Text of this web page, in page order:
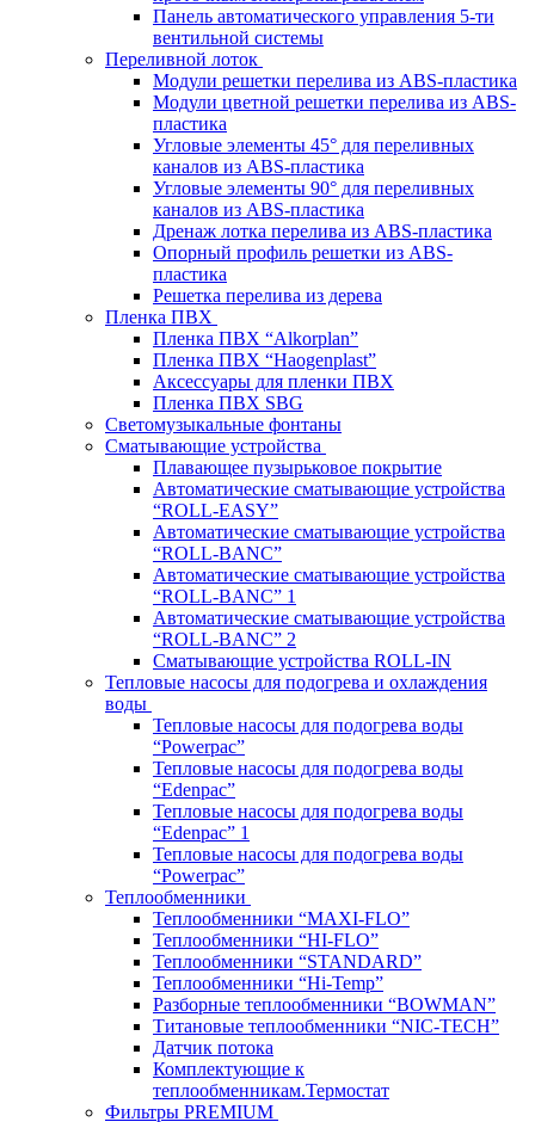
Панель автоматического управления 5-ти
вентильной системы
Переливной лоток
Модули решетки перелива из ABS-пластика
Модули цветной решетки перелива из ABS-
пластика
Угловые элементы 45° для переливных
каналов из ABS-пластика
Угловые элементы 90° для переливных
каналов из ABS-пластика
Дренаж лотка перелива из ABS-пластика
Опорный профиль решетки из ABS-
пластика
Решетка перелива из дерева
Пленка ПВХ
Пленка ПВХ “Alkorplan”
Пленка ПВХ “Haogenplast”
Аксессуары для пленки ПВХ
Пленка ПВХ SBG
Светомузыкальные фонтаны
Сматывающие устройства
Плавающее пузырьковое покрытие
Автоматические сматывающие устройства
“ROLL-EASY”
Автоматические сматывающие устройства
“ROLL-BANC”
Автоматические сматывающие устройства
“ROLL-BANC” 1
Автоматические сматывающие устройства
“ROLL-BANC” 2
Сматывающие устройства ROLL-IN
Тепловые насосы для подогрева и охлаждения
воды
Тепловые насосы для подогрева воды
“Powerpac”
Тепловые насосы для подогрева воды
“Edenpac”
Тепловые насосы для подогрева воды
“Edenpac” 1
Тепловые насосы для подогрева воды
“Powerpac”
Теплообменники
Теплообменники “MAXI-FLO”
Теплообменники “HI-FLO”
Теплообменники “STANDARD”
Теплообменники “Hi-Temp”
Разборные теплообменники “BOWMAN”
Титановые теплообменники “NIC-TECH”
Датчик потока
Комплектующие к
теплообменникам.Термостат
Фильтры PREMIUM